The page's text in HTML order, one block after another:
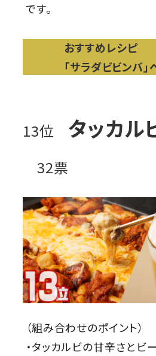
です。
おすすめレシピ
「サラダビビンバ」
13位 タッカ
32票
（組み合わせのポイント）
・タッカルビの甘辛さとビ